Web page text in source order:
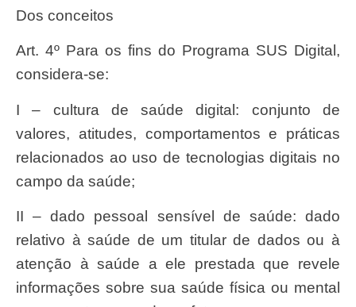
Dos conceitos
Art. 4º Para os fins do Programa SUS Digital,
considera-se:
I – cultura de saúde digital: conjunto de
valores, atitudes, comportamentos e práticas
relacionados ao uso de tecnologias digitais no
campo da saúde;
II – dado pessoal sensível de saúde: dado
relativo à saúde de um titular de dados ou à
atenção à saúde a ele prestada que revele
informações sobre sua saúde física ou mental